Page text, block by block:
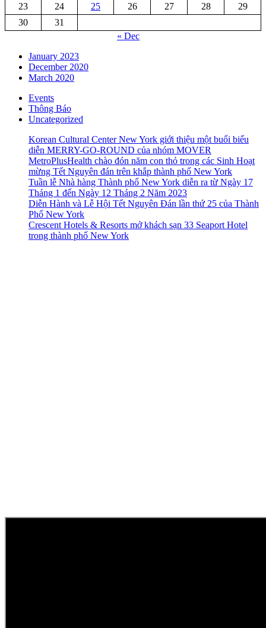
23 24 25 26 27 28
29
30
31
« Dec
January 2023
December 2020
March 2020
Events
Thông Báo
Uncategorized
Korean Cultural Center New York giới thiệu một buổi biểu
diễn MERRY-GO-ROUND của nhóm MOVER
MetroPlusHealth chào đón năm con thỏ trong các Sinh Hoạt
mừng Tết Nguyên đán trên khắp thành phố New York
Tuần lễ Nhà hàng Thành phố New York diễn ra từ Ngày 17
Tháng 1 đến Ngày 12 Tháng 2 Năm 2023
Diễn Hành và Lễ Hội Tết Nguyên Đán lần thứ 25 của Thành
Phố New York
Crescent Hotels & Resorts mở khách sạn 33 Seaport Hotel
trong thành phố New York